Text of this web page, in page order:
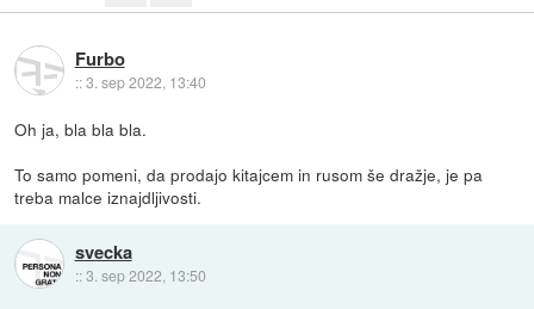
Furbo
::3. sep 2022, 13:40
Oh ja, bla bla bla.
To samo pomeni, da prodajo kitajcem in rusom še dražje, je pa
treba malce iznajdljivosti.
svecka
::3. sep 2022, 13:50